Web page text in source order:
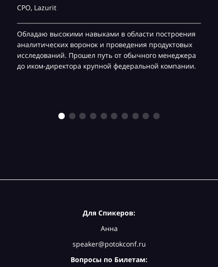
CPO, Lazurit
Обладаю высокими навыками в области построения
аналитических воронок и проведения продуктовых
исследований. Прошел путь от обычного менеджера
до иком-директора крупной федеральной компании.
Для Спикеров:
Анна
speaker@potokconf.ru
Вопросы по Билетам: